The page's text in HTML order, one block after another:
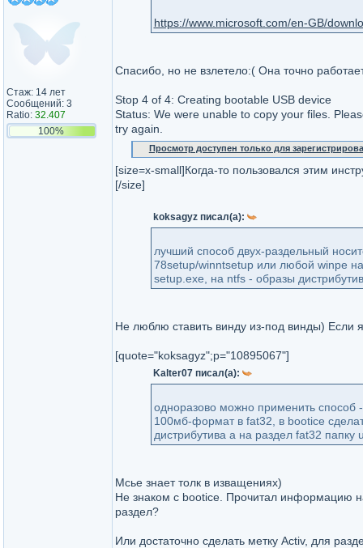
Стаж: 14 лет
Сообщений: 3
Ratio: 32.407
100%
https://www.microsoft.com/en-GB/
Спасибо, но не взлетело:( Она точно
Stop 4 of 4: Creating bootable USB device
Status: We were unable to copy your files.
try again.
Просмотр доступен только для
[size=x-small]Когда-то пользовался этим
[/size]
koksagyz писал(а):
лучший способ двух-раздельный
78setup/winntsetup или любой winpe на
setup.exe, на ntfs - образы
Не люблю ставить винду из-под винды) Если
[quote="koksagyz";p="10895067"]
Kalter07 писал(а):
одноразово можно применить способ
100мб-формат в fat32, в bootice
дистрибутива а на раздел fat32 папку
Мсье знает толк в изващениях)
Не знаком с bootice. Прочитал информацию
раздел?
Или достаточно сделать метку Activ, для